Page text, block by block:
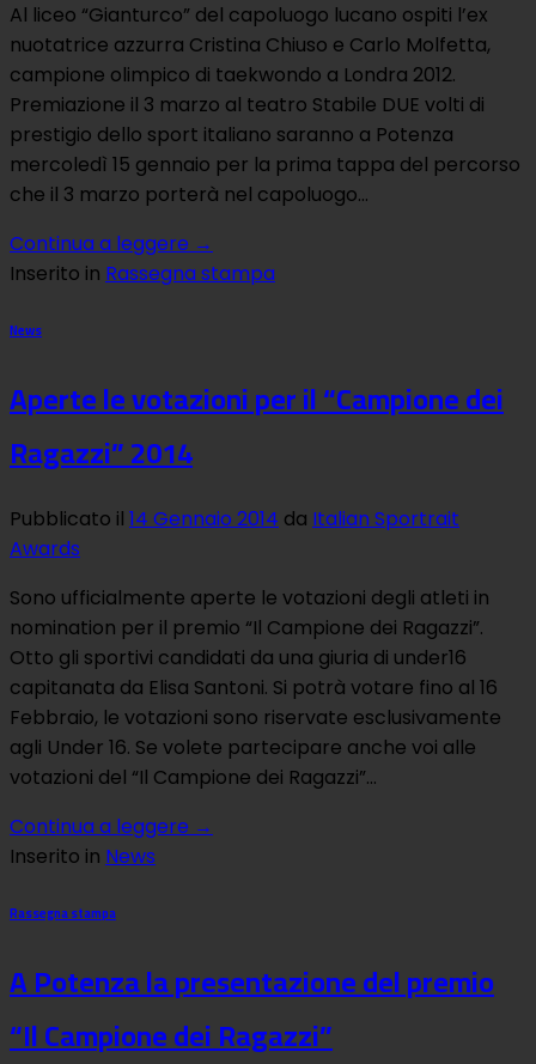
Al liceo “Gianturco” del capoluogo lucano ospiti l’ex
nuotatrice azzurra Cristina Chiuso e Carlo Molfetta,
campione olimpico di taekwondo a Londra 2012.
Premiazione il 3 marzo al teatro Stabile DUE volti di
prestigio dello sport italiano saranno a Potenza
mercoledì 15 gennaio per la prima tappa del percorso
che il 3 marzo porterà nel capoluogo…
Continua a leggere →
Inserito in Rassegna stampa
News
Aperte le votazioni per il “Campione dei
Ragazzi” 2014
Pubblicato il 14 Gennaio 2014 da Italian Sportrait
Awards
Sono ufficialmente aperte le votazioni degli atleti in
nomination per il premio “Il Campione dei Ragazzi”.
Otto gli sportivi candidati da una giuria di under16
capitanata da Elisa Santoni. Si potrà votare fino al 16
Febbraio, le votazioni sono riservate esclusivamente
agli Under 16. Se volete partecipare anche voi alle
votazioni del “Il Campione dei Ragazzi”…
Continua a leggere →
Inserito in News
Rassegna stampa
A Potenza la presentazione del premio
“Il Campione dei Ragazzi”